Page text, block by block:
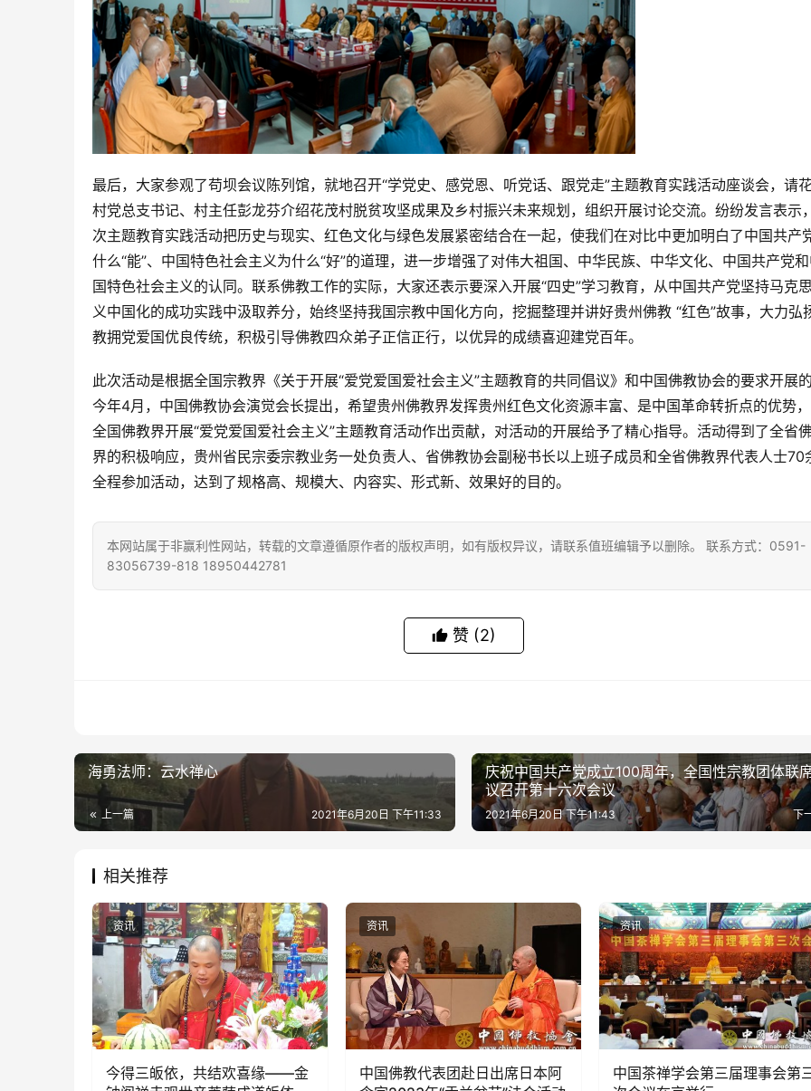
最后，大家参观了苟坝会议陈列馆，就地召开“学党史、感党恩、听党话、跟党走”主题教育实践活动座谈会，请
村党总支书记、村主任彭龙芬介绍花茂村脱贫攻坚成果及乡村振兴未来规划，组织开展讨论交流。纷纷发言表示
次主题教育实践活动把历史与现实、红色文化与绿色发展紧密结合在一起，使我们在对比中更加明白了中国共产
什么“能”、中国特色社会主义为什么“好”的道理，进一步增强了对伟大祖国、中华民族、中华文化、中国共产党
国特色社会主义的认同。联系佛教工作的实际，大家还表示要深入开展“四史”学习教育，从中国共产党坚持马克
义中国化的成功实践中汲取养分，始终坚持我国宗教中国化方向，挖掘整理并讲好贵州佛教 “红色”故事，大力弘
教拥党爱国优良传统，积极引导佛教四众弟子正信正行，以优异的成绩喜迎建党百年。
此次活动是根据全国宗教界《关于开展“爱党爱国爱社会主义”主题教育的共同倡议》和中国佛教协会的要求开展的
今年4月，中国佛教协会演觉会长提出，希望贵州佛教界发挥贵州红色文化资源丰富、是中国革命转折点的优势
全国佛教界开展“爱党爱国爱社会主义”主题教育活动作出贡献，对活动的开展给予了精心指导。活动得到了全省
界的积极响应，贵州省民宗委宗教业务一处负责人、省佛教协会副秘书长以上班子成员和全省佛教界代表人士70
全程参加活动，达到了规格高、规模大、内容实、形式新、效果好的目的。
本网站属于非赢利性网站，转载的文章遵循原作者的版权声明，如有版权异议，请联系值班编辑予以删除。 联系方式：0591-
83056739-818 18950442781
赞 (2)
海勇法师：云水禅心
上一篇 2021年6月20日 下午11:33
庆祝中国共产党成立100周年，全国性宗教团体联
议召开第十六次会议
下
2021年6月20日 下午11:43
相关推荐
资讯
今得三皈依，共结欢喜缘——金
资讯
中国佛教代表团赴日出席日本阿
资讯
中国茶禅学会第三届理事会第